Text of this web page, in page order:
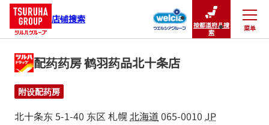
店铺搜索
按都道府县搜
索
菜单
关闭
配药药房 鹤羽药品北十条店
附设配药房
北十条东 5-1-40 东区札幌北海道 065-0010 JP